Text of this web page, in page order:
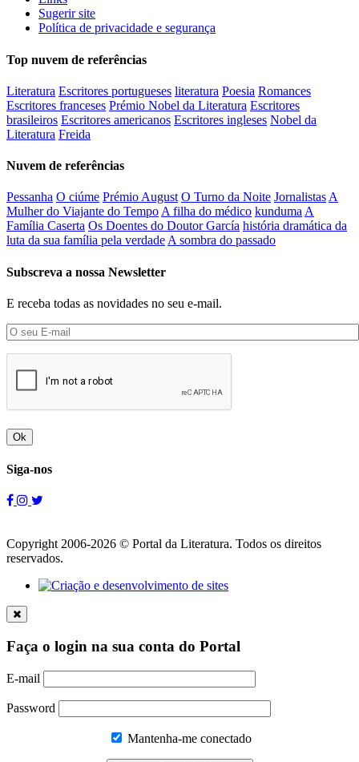
Sugerir site
Política de privacidade e segurança
Top nuvem de referências
Literatura Escritores portugueses literatura Poesia Romances
Escritores franceses Prémio Nobel da Literatura Escritores
brasileiros Escritores americanos Escritores ingleses Nobel da
Literatura Freida
Nuvem de referências
Pessanha O ciúme Prémio August O Turno da Noite Jornalistas A
Mulher do Viajante do Tempo A filha do médico kunduma A
Família Caserta Os Doentes do Doutor García história dramática da
luta da sua família pela verdade A sombra do passado
Subscreva a nossa Newsletter
E receba todas as novidades no seu e-mail.
Ok
Siga-nos
Copyright 2006-2026 © Portal da Literatura. Todos os direitos
reservados.
Faça o login na sua conta do Portal
E-mail
Password
Mantenha-me conectado